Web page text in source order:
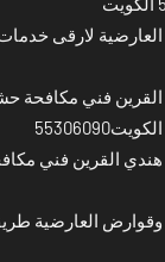
لارقى
فني مكافحة حشرات
القرين فني
العارضية